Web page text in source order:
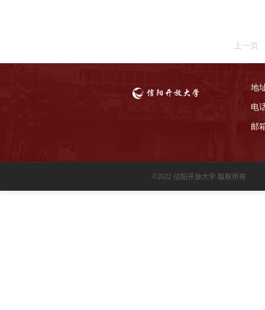
上一页
地
电
邮
©2022 信阳开放大学 版权所有